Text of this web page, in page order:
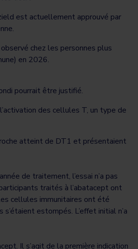
est actuellement approuvé par
chez les personnes plus
en 2026.
pourrait être justifié.
des cellules T, un type de
atteint de DT1 et présentaient
de traitement, l’essai n’a pas
traités à l’abatacept ont
cellules immunitaires ont été
estompés. L’effet initial n’a
Il s’agit de la première indication